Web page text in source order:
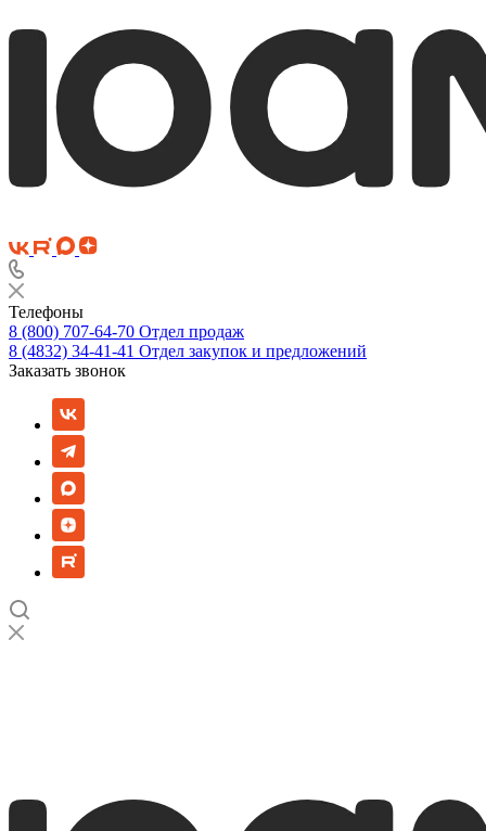
Телефоны
8 (800) 707-64-70 Отдел продаж
8 (4832) 34-41-41 Отдел закупок и предложений
Заказать звонок